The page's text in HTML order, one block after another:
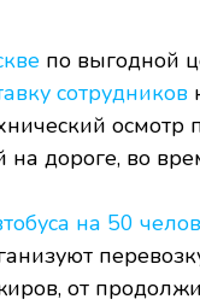
по выгодной
сотрудников
дороге, во
на 50
от